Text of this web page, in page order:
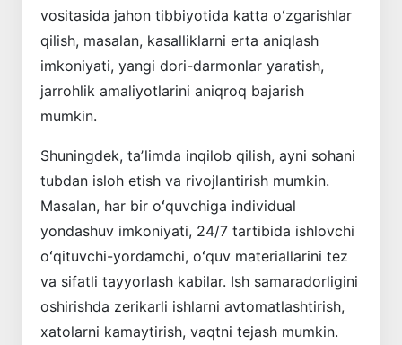
vositasida jahon tibbiyotida katta oʻzgarishlar
qilish, masalan, kasal­liklarni erta aniqlash
imkoniyati, yangi dori-darmonlar yaratish,
jarrohlik ­amaliyotlarini aniqroq bajarish
mumkin.
Shuningdek, taʼlimda inqilob qilish, ayni sohani
tubdan isloh etish va rivoj­lantirish mumkin.
Masalan, har bir oʻquvchiga individual
yondashuv imkoniyati, 24/7 tartibida ishlovchi
oʻqituvchi-yordamchi, oʻquv materiallarini tez
va sifatli tayyorlash kabilar. Ish samaradorligini
oshirishda zerikarli ishlarni avtomatlashtirish,
xatolarni kamaytirish, vaqtni tejash mumkin.